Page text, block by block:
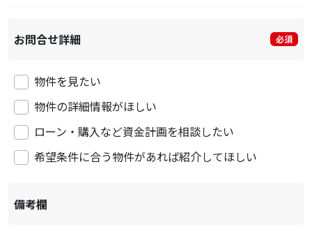
お問合せ詳細 必須
物件を見たい
物件の詳細情報がほしい
ローン・購入など資金計画を相談したい
希望条件に合う物件があれば紹介してほしい
備考欄